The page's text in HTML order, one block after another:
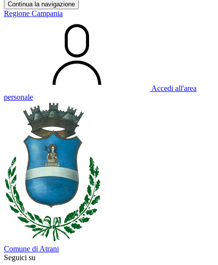
Continua la navigazione
Regione Campania
Accedi all'area
personale
Comune di Atrani
Seguici su